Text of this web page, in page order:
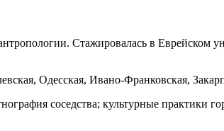
Стажировалась в Еврейском
Одесская, Ивано-Франковская,
соседства; культурные практики